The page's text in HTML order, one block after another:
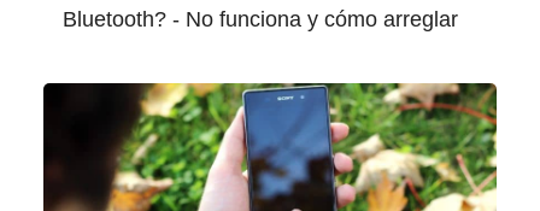
Bluetooth? - No funciona y cómo arreglar